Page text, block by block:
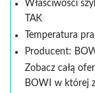
Właściwości
TAK
Temperatura
Producent:
Zobacz całą
BOWI w której